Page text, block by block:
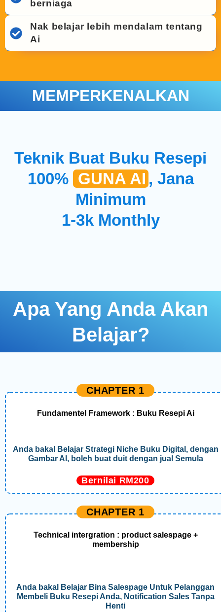
berniaga
Nak belajar lebih mendalam tentang
Ai
MEMPERKENALKAN
Teknik Buat Buku Resepi
100% GUNA AI, Jana
Minimum
1-3k Monthly
Apa Yang Anda Akan
Belajar?
CHAPTER 1
Fundamentel Framework : Buku Resepi Ai
Anda bakal Belajar Strategi Niche Buku Digital, dengan
Gambar AI, boleh buat duit dengan jual Semula
Bernilai RM200
CHAPTER 1
Technical intergration : product salespage +
membership
Anda bakal Belajar Bina Salespage Untuk Pelanggan
Membeli Buku Resepi Anda, Notification Sales Tanpa
Henti